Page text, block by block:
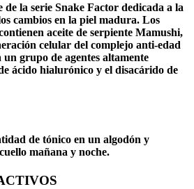
la serie Snake Factor dedicada a la
cambios en la piel madura. Los
aceite de serpiente Mamushi,
celular del complejo anti-edad
grupo de agentes altamente
ácido hialurónico y el disacárido de
de tónico en un algodón y
mañana y noche.